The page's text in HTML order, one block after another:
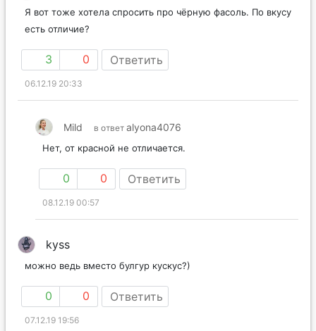
Я вот тоже хотела спросить про чёрную фасоль. По вкусу
есть отличие?
3 0 Ответить
06.12.19 20:33
Mild в ответ alyona4076
Нет, от красной не отличается.
0 0 Ответить
08.12.19 00:57
kyss
можно ведь вместо булгур кускус?)
0 0 Ответить
07.12.19 19:56